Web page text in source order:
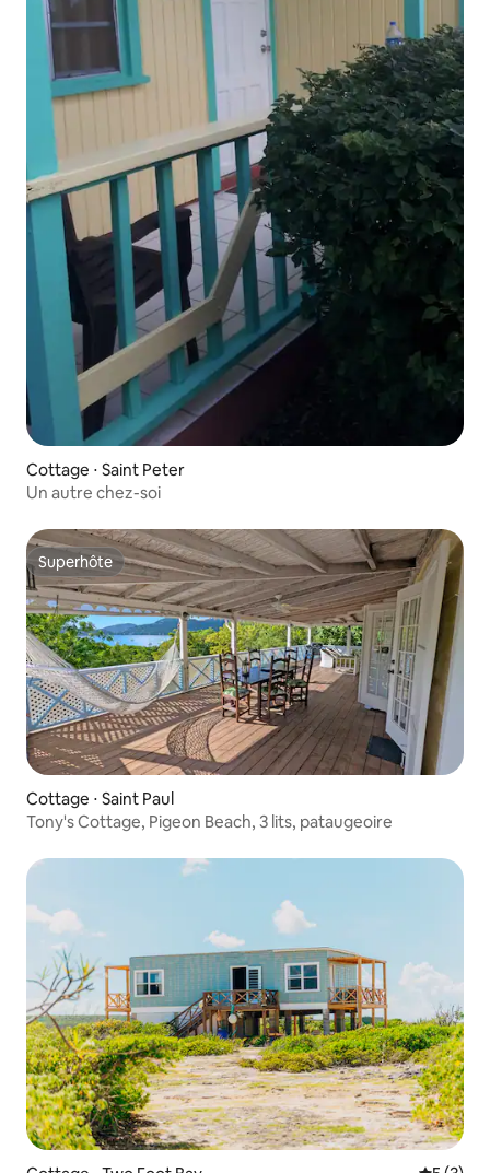
Cottage ⋅ Saint Peter
Un autre chez-soi
Superhôte
Superhôte
Cottage ⋅ Saint Paul
Tony's Cottage, Pigeon Beach, 3 lits, pataugeoire